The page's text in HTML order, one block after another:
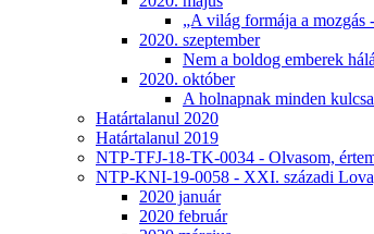
„A világ formája a mozgás
2020. szeptember
Nem a boldog emberek
2020. október
A holnapnak minden
Határtalanul 2020
Határtalanul 2019
NTP-TFJ-18-TK-0034 - Olvasom,
NTP-KNI-19-0058 - XXI. századi
2020 január
2020 február